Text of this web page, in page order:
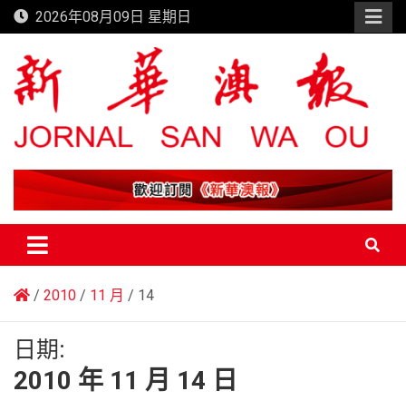
Skip
to
content
2026年08月09日 星期日
新華澳報
2010 11 月 14
日期:
2010 年 11 月 14 日